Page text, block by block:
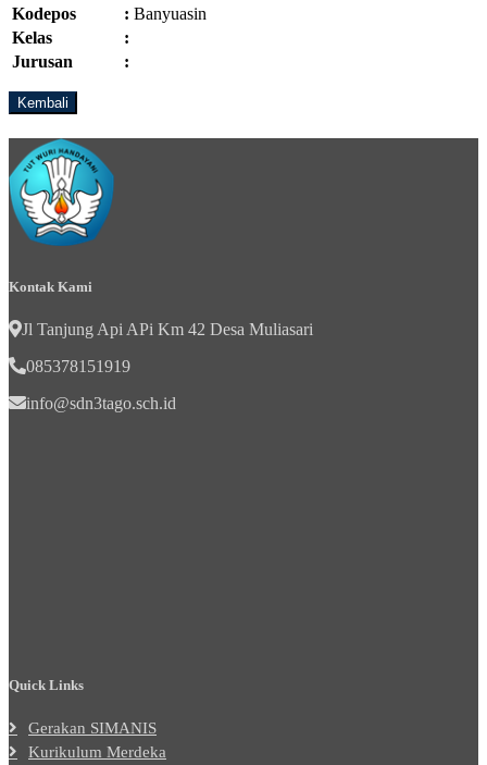
Kodepos
: Banyuasin
Kelas
:
Jurusan
:
Kontak Kami
Jl Tanjung Api APi Km 42 Desa Muliasari
085378151919
info@sdn3tago.sch.id
Quick Links
Gerakan SIMANIS
Kurikulum Merdeka